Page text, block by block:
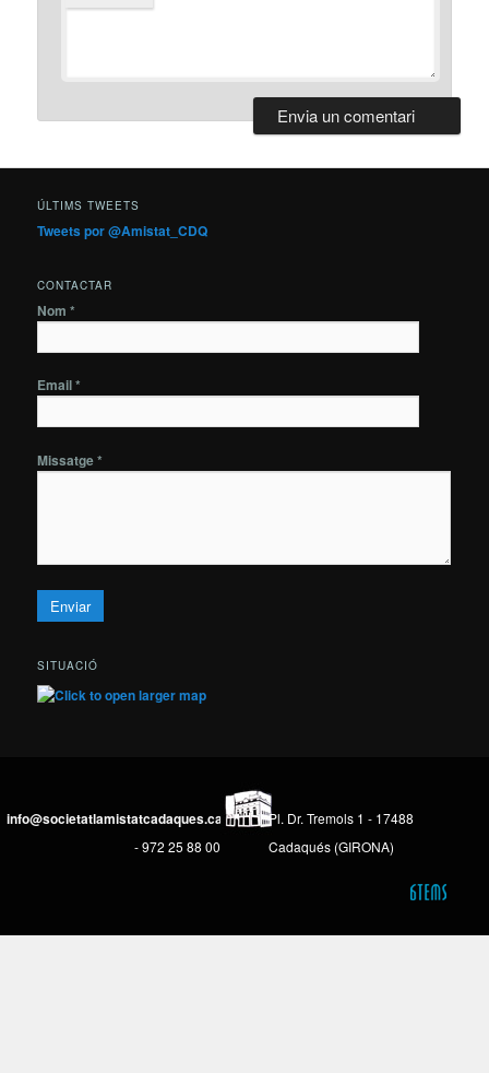
ÚLTIMS TWEETS
Tweets por @Amistat_CDQ
CONTACTAR
Nom *
Email *
Missatge *
SITUACIÓ
info@societatlamistatcadaques.cat
- 972 25 88 00
Pl. Dr. Tremols 1 - 17488
Cadaqués (GIRONA)